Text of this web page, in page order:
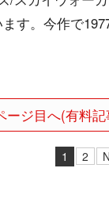
す。今作で
ージ目へ(有料記
1 2